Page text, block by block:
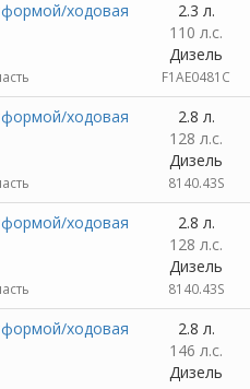
ходовая
2.3 л.
110 л.с.
Дизель
F1AE0481C
ходовая
2.8 л.
128 л.с.
Дизель
8140.43S
ходовая
2.8 л.
128 л.с.
Дизель
8140.43S
ходовая
2.8 л.
146 л.с.
Дизель